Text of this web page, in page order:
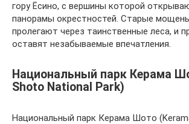
гору Ёсино, с вершины которой
панорамы окрестностей. Старые
пролегают через таинственные леса, и
оставят незабываемые впечатления.
Национальный парк Керама
Shoto National Park)
Национальный парк Керама Шото